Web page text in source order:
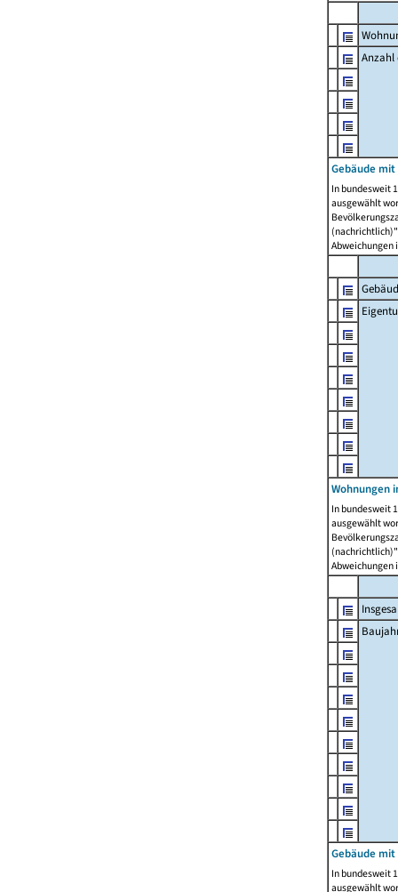
Anzahl
Gebäude
In bundesweit
ausgewählt
Abweichungen
Wohnungen
In bundesweit
ausgewählt
Abweichungen
Gebäude mit
In bundesweit
ausgewählt